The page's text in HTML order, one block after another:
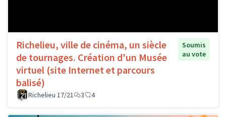
Richelieu, ville de cinéma, un siècle
de tournages. Création d'un Musée
virtuel (site Internet et parcours
balisé)
Soumis
au vote
Richelieu 17/21 3 4